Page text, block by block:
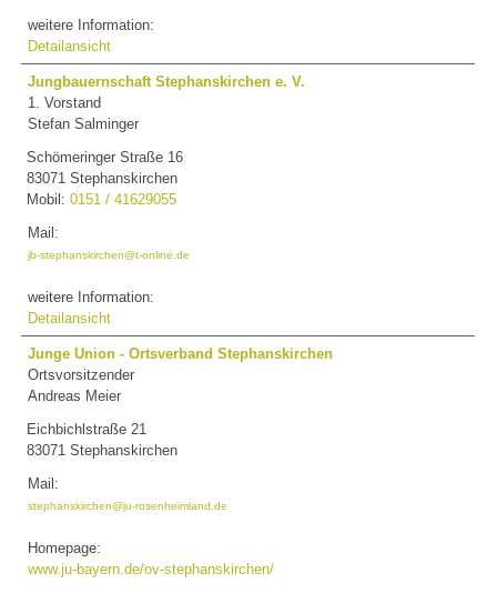
weitere Information:
Detailansicht
Jungbauernschaft Stephanskirchen e. V.
1. Vorstand
Stefan Salminger
Schömeringer Straße 16
83071 Stephanskirchen
Mobil:0151 / 41629055
Mail:
jb-stephanskirchen@t-online.de
weitere Information:
Detailansicht
Junge Union - Ortsverband Stephanskirchen
Ortsvorsitzender
Andreas Meier
Eichbichlstraße 21
83071 Stephanskirchen
Mail:
stephanskirchen@ju-rosenheimland.de
Homepage:
www.ju-bayern.de/ov-stephanskirchen/